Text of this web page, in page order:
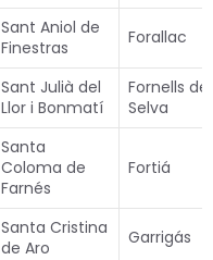
Sant Aniol de
Finestras
Forallac
Sant Julià del
Llor i Bonmatí
Fornells de
Selva
Santa
Coloma de
Farnés
Fortiá
Santa Cristina
de Aro
Garrigás